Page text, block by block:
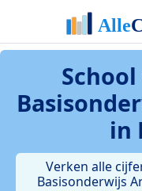
in
Verken alle
Basisonderwijs